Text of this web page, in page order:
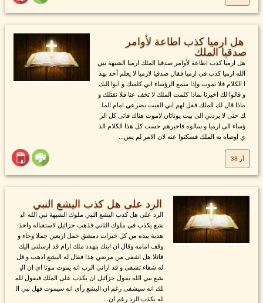
هل ارميا كذب اطاعة لأوامر
صدقيا الملك
هل ارميا كذب اطاعة لأوامر صدقيا الملك ارميا الشبهة نبي
الله ارميا كذب في ارميا فقال صدقيا لارميا لا يعلم أحد بهذ
ا الكلام فلا تموت وإذا سمع الرؤساء اني كلمتك و اتوا اليك
و قالوا لك اخبرنا بماذا كلمت الملك لا تخف عنا فلا نقتلك و
ماذا قال لك الملك فقل لهم اني القيت تضرعي امام المل
ك حتى لا يردني الى بيت يوناثان لاموت هناك فاتى كل الر
ؤساء الى ارميا و سالوه فاخبرهم حسب كل هذا الكلام الذ
ي اوصاه به الملك فسكتوا عنه لان الامر لم يس...
أر 38
الرد على هل كذب اليشع النبي
الرد على هل كذب اليشع النبي ملوك الشبهة نبي الله الي
شع يكذب في ملوك الثاني فذهب حزائيل لاستقباله واخذ
هدية بيده من كل خيرات دمشق حمل اربعين جملا وجاء و
وقف امامه وقال ان ابنك بنهدد ملك ارام قد ارسلني اليك
قائلا هل اشفى من مرضي هذا فقال له اليشع اذهب و قل
له شفاء تشفى و قد اراني الرب انه يموت موتا اي ان الي
شع نبي الله يقول حزائيل ان يكذب على الملك فيقول للم
لك انه سيشفى رغم ان اليشع رأى انه سيموت فهل نبي ال
له يكذب الرد رغم ان...